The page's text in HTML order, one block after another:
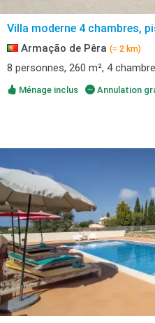
Villa moderne 4 chambres,
Armação de Pêra (≈ 2 km)
8 personnes, 260 m², 4
Ménage inclus Annulation